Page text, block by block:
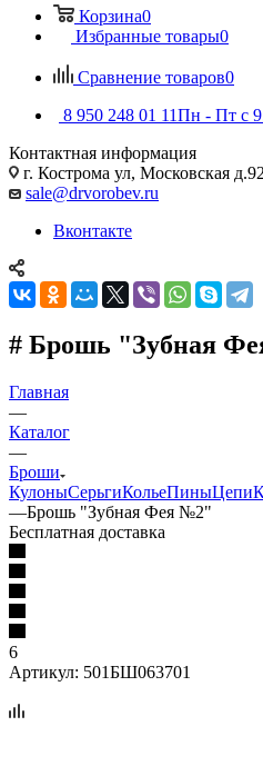
Корзина0
Избранные товары0
Сравнение товаров0
8 950 248 01 11Пн - Пт с
Контактная информация
г. Кострома ул, Московская
sale@drvorobev.ru
Вконтакте
# Брошь "Зубная
Главная
—
Каталог
—
Броши
КулоныСерьгиКольеПиныЦепи
—Брошь "Зубная Фея №2"
Бесплатная доставка
6
Артикул: 501БШ063701